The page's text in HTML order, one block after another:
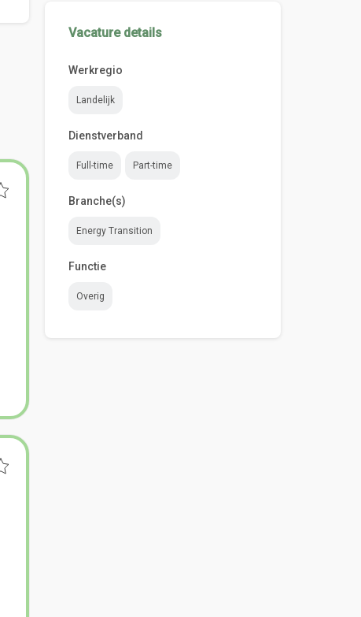
Vacature details
Werkregio
Landelijk
Dienstverband
Full-time Part-time
Branche(s)
Energy Transition
Functie
Overig